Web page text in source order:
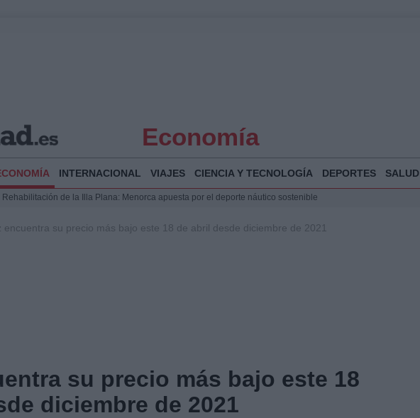
Economía
INTERNACIONAL VIAJES CIENCIA Y TECNOLOGÍA DEPORTES
Impacto económico y humanitario en Ceuta tras la llegada masiva de migrantes
Felipe VI recibe a Juan Jesús Vivas en Palma para analizar la situación en Ceuta
encuentra su precio más bajo este 18 de abril desde diciembre de 2021
su precio más bajo este 18
diciembre de 2021